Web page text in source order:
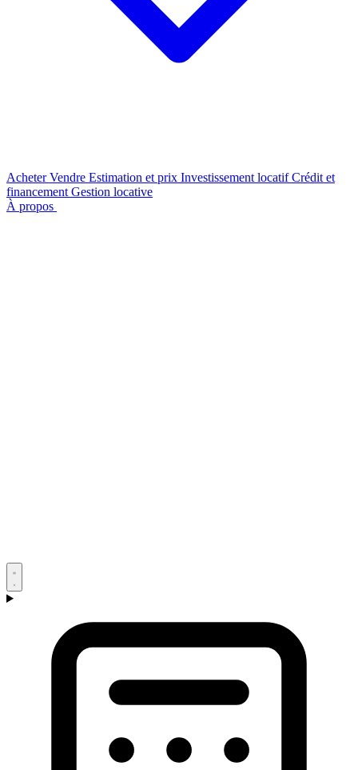
AcheterVendre Estimation et prix Investissement locatifCrédit et
financement Gestion locative
À propos